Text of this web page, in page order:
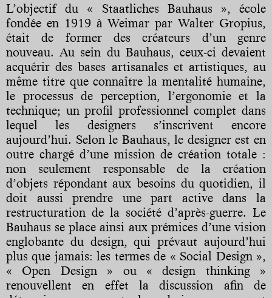
L’objectif du « Staatliches Bauhaus », école
fondée en 1919 à Weimar par Walter Gropius,
était de former des créateurs d’un genre
nouveau. Au sein du Bauhaus, ceux-ci devaient
acquérir des bases artisanales et artistiques, au
même titre que connaître la mentalité humaine,
le processus de perception, l’ergonomie et la
technique; un profil professionnel complet dans
lequel les designers s’inscrivent encore
aujourd’hui. Selon le Bauhaus, le designer est en
outre chargé d’une mission de création totale :
non seulement responsable de la création
d’objets répondant aux besoins du quotidien, il
doit aussi prendre une part active dans la
restructuration de la société d’après-guerre. Le
Bauhaus se place ainsi aux prémices d’une vision
englobante du design, qui prévaut aujourd’hui
plus que jamais: les termes de « Social Design »,
« Open Design » ou « design thinking »
renouvellent en effet la discussion afin de